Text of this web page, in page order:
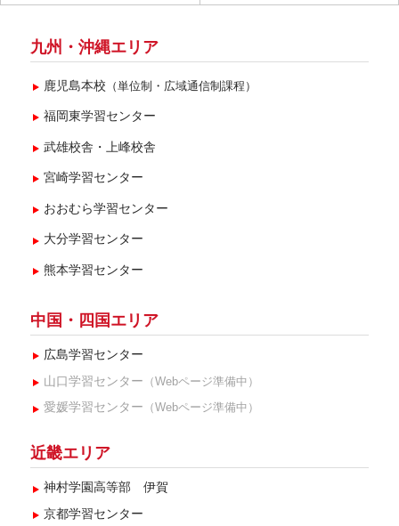
九州・沖縄エリア
鹿児島本校 （単位制・広域通信制課程）
福岡東学習センター
武雄校舎・上峰校舎
宮崎学習センター
おおむら学習センター
大分学習センター
熊本学習センター
中国・四国エリア
広島学習センター
山口学習センター （Webページ準備中）
愛媛学習センター （Webページ準備中）
近畿エリア
神村学園高等部 伊賀
京都学習センター